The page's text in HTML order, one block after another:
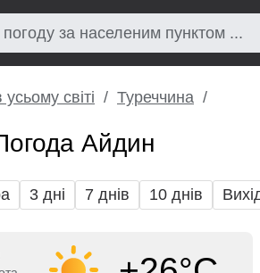
світі Туреччина
Айдин
3 дні 7 днів 10 днів